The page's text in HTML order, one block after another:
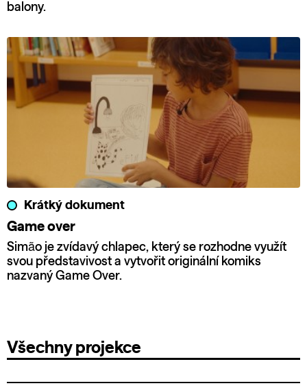
balony.
Krátký dokument
Game over
Simão je zvídavý chlapec, který se rozhodne využít
svou představivost a vytvořit originální komiks
nazvaný Game Over.
Všechny projekce